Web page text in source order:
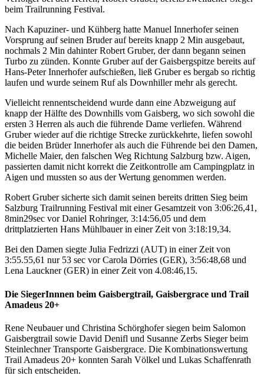
beim Trailrunning Festival.
Nach Kapuziner- und Kühberg hatte Manuel Innerhofer seinen
Vorsprung auf seinen Bruder auf bereits knapp 2 Min ausgebaut,
nochmals 2 Min dahinter Robert Gruber, der dann begann seinen
Turbo zu zünden. Konnte Gruber auf der Gaisbergspitze bereits auf
Hans-Peter Innerhofer aufschießen, ließ Gruber es bergab so richtig
laufen und wurde seinem Ruf als Downhiller mehr als gerecht.
Vielleicht rennentscheidend wurde dann eine Abzweigung auf
knapp der Hälfte des Downhills vom Gaisberg, wo sich sowohl die
ersten 3 Herren als auch die führende Dame verliefen. Während
Gruber wieder auf die richtige Strecke zurückkehrte, liefen sowohl
die beiden Brüder Innerhofer als auch die Führende bei den Damen,
Michelle Maier, den falschen Weg Richtung Salzburg bzw. Aigen,
passierten damit nicht korrekt die Zeitkontrolle am Campingplatz in
Aigen und mussten so aus der Wertung genommen werden.
Robert Gruber sicherte sich damit seinen bereits dritten Sieg beim
Salzburg Trailrunning Festival mit einer Gesamtzeit von 3:06:26,41,
8min29sec vor Daniel Rohringer, 3:14:56,05 und dem
drittplatzierten Hans Mühlbauer in einer Zeit von 3:18:19,34.
Bei den Damen siegte Julia Fedrizzi (AUT) in einer Zeit von
3:55.55,61 nur 53 sec vor Carola Dörries (GER), 3:56:48,68 und
Lena Lauckner (GER) in einer Zeit von 4.08:46,15.
Die SiegerInnnen beim Gaisbergtrail, Gaisbergrace und Trail
Amadeus 20+
Rene Neubauer und Christina Schörghofer siegen beim Salomon
Gaisbergtrail sowie David Denifl und Susanne Zerbs Sieger beim
Steinlechner Transporte Gaisbergrace. Die Kombinationswertung
Trail Amadeus 20+ konnten Sarah Völkel und Lukas Schaffenrath
für sich entscheiden.